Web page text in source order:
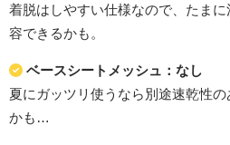
着脱はしやすい仕様なので、たま
容できるかも。
ベースシートメッシュ：なし
夏にガッツリ使うなら別途速乾性
かも…